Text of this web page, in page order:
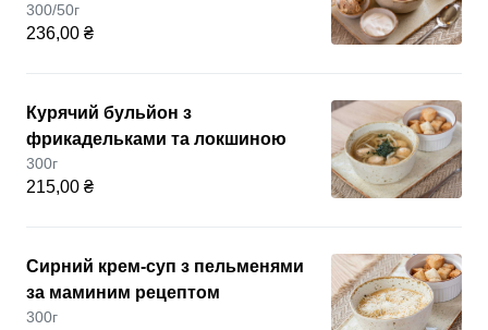
300/50г
236,00 ₴
Курячий бульйон з
фрикадельками та локшиною
300г
215,00 ₴
Сирний крем-суп з пельменями
за маминим рецептом
300г